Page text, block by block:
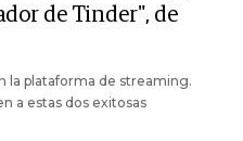
de Tinder", de
la plataforma de streaming.
a estas dos exitosas